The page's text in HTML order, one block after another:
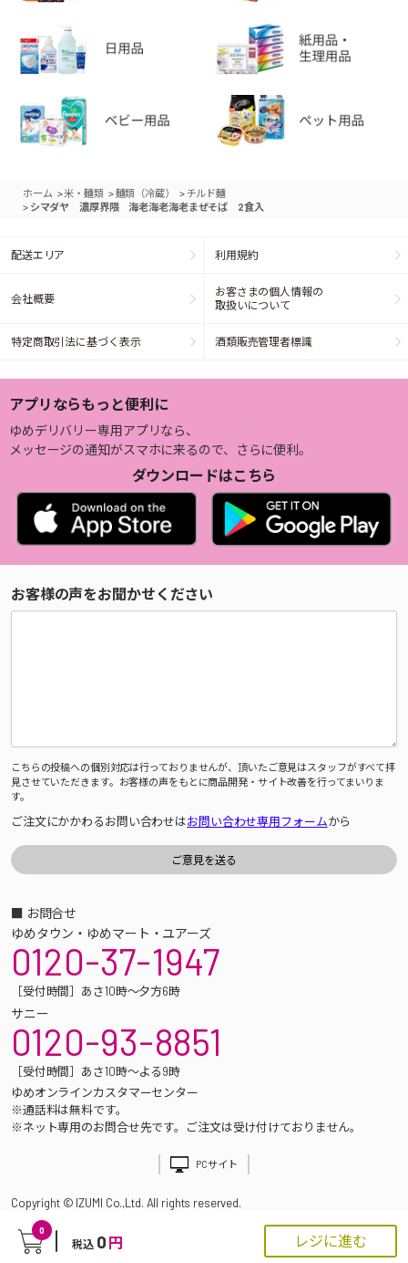
0
税込 0 円 レジに進む
ホーム >米・麺類 >麺類（冷蔵） >チルド麺
> シマダヤ 濃厚界隈 海老海老海老まぜそば 2食入
配送エリア 利用規約
会社概要
お客さまの個人情報の
取扱いについて
特定商取引法に基づく表示 酒類販売管理者標識
アプリならもっと便利に
ゆめデリバリー専用アプリなら、
メッセージの通知がスマホに来るので、さらに便利。
ダウンロードはこちら
お客様の声をお聞かせください
こちらの投稿への個別対応は行っておりませんが、頂いたご意見はスタッフがすべて拝
見させていただきます。お客様の声をもとに商品開発・サイト改善を行ってまいりま
す。
ご注文にかかわるお問い合わせはお問い合わせ専用フォームから
■ お問合せ
ゆめタウン・ゆめマート・ユアーズ
0120-37-1947
［受付時間］あさ10時～夕方6時
サニー
0120-93-8851
［受付時間］あさ10時～よる9時
ゆめオンラインカスタマーセンター
※通話料は無料です。
※ネット専用のお問合せ先です。ご注文は受け付けておりません。
PCサイト
Copyright © IZUMI Co.,Ltd. All rights reserved.